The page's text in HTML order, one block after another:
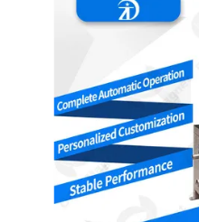
ΠΕΡΙΠΤΏΣΕΙΣ
PRIVACY
POLICY